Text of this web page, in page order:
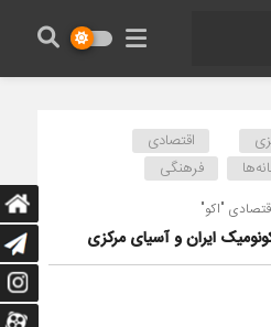
اقتصادی
فرهنگی
"اکو"
ایران و آسیای مرکزی